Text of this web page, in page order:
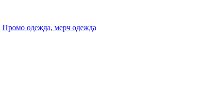
Промо одежда, мерч одежда